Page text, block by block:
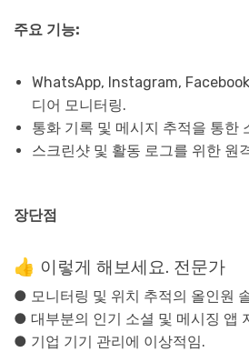
주요 기능:
WhatsApp, Instagram,
디어 모니터링.
통화 기록 및 메시지 추적을 통한
스크린샷 및 활동 로그를 위한 원
장단점
👍 이렇게 해보세요. 전문가
● 모니터링 및 위치 추적의 올인원
● 대부분의 인기 소셜 및 메시징 앱
● 기업 기기 관리에 이상적임.